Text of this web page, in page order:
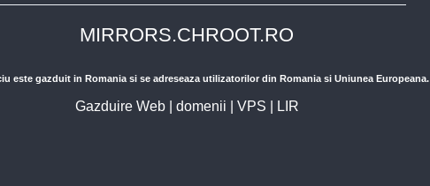
MIRRORS.CHROOT.RO
este gazduit in Romania si se adreseaza utilizatorilor din Romania si Uniunea Europeana.
Gazduire Web| domenii VPS LIR